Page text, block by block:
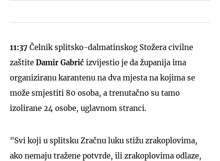
11:37 Čelnik splitsko-dalmatinskog Stožera civilne
zaštite Damir Gabrić izvijestio je da županija ima
organiziranu karantenu na dva mjesta na kojima se
može smjestiti 80 osoba, a trenutačno su tamo
izolirane 24 osobe, uglavnom stranci.
"Svi koji u splitsku Zračnu luku stižu zrakoplovima,
ako nemaju tražene potvrde, ili zrakoplovima odlaze,